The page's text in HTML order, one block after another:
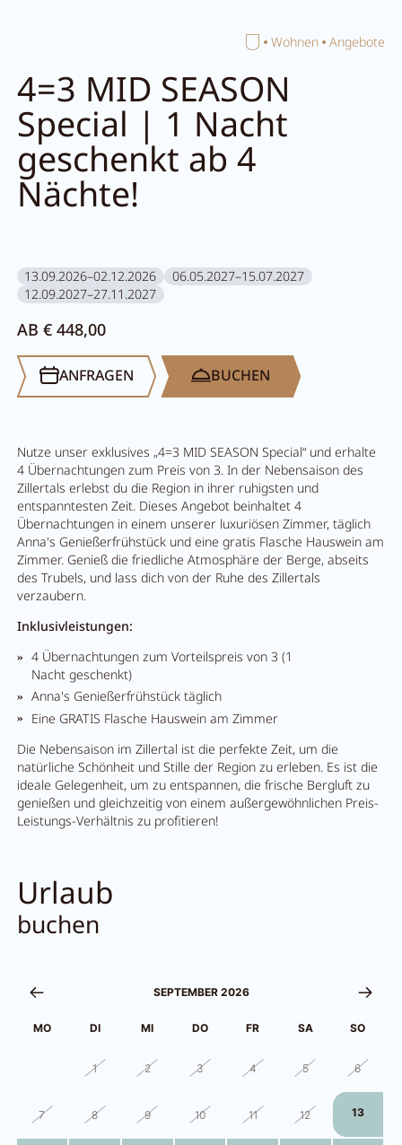
HomeWohnen Angebote
4=3 MID SEASON
Special | 1 Nacht
geschenkt ab 4
Nächte!
13.09.2026–02.12.2026
06.05.2027–15.07.2027
12.09.2027–27.11.2027
Nutze unser exklusives „4=3 MID SEASON Special“ und erhalte
4 Übernachtungen zum Preis von 3. In der Nebensaison des
Zillertals erlebst du die Region in ihrer ruhigsten und
entspanntesten Zeit. Dieses Angebot beinhaltet 4
Übernachtungen in einem unserer luxuriösen Zimmer, täglich
Anna's Genießerfrühstück und eine gratis Flasche Hauswein am
Zimmer. Genieß die friedliche Atmosphäre der Berge, abseits
des Trubels, und lass dich von der Ruhe des Zillertals
verzaubern.
Inklusivleistungen:
4 Übernachtungen zum Vorteilspreis von 3 (1
Nacht geschenkt)
Anna's Genießerfrühstück täglich
Eine GRATIS Flasche Hauswein am Zimmer
Die Nebensaison im Zillertal ist die perfekte Zeit, um die
natürliche Schönheit und Stille der Region zu erleben. Es ist die
ideale Gelegenheit, um zu entspannen, die frische Bergluft zu
genießen und gleichzeitig von einem außergewöhnlichen Preis-
Leistungs-Verhältnis zu profitieren!
AB € 448,00
BUCHEN
ANFRAGEN
Urlaub
buchen
SEPTEMBER 2026
MO DI MI DO FR SA SO
1 2 3 4 5 6
7 8 9 10 11 12 13